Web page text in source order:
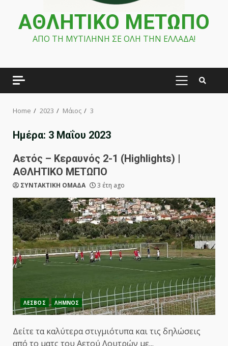
ΑΘΛΗΤΙΚΟ ΜΕΤΩΠΟ
ΑΠΟ ΤΗ ΜΥΤΙΛΗΝΗ ΣΕ ΟΛΗ ΤΗΝ ΕΛΛΑΔΑ!
PRIMARY
Home 2023 Μάιος 3
Ημέρα: 3 Μαΐου 2023
Αετός – Κεραυνός 2-1 (Highlights) |
ΑΘΛΗΤΙΚΟ ΜΕΤΩΠΟ
ΣΥΝΤΑΚΤΙΚΗ ΟΜΑΔΑ 3 έτη ago
ΛΕΣΒΟΣ ΛΗΜΝΟΣ
Δείτε τα καλύτερα στιγμιότυπα και τις δηλώσεις
από το ματς του Αετού Λουτρών με...